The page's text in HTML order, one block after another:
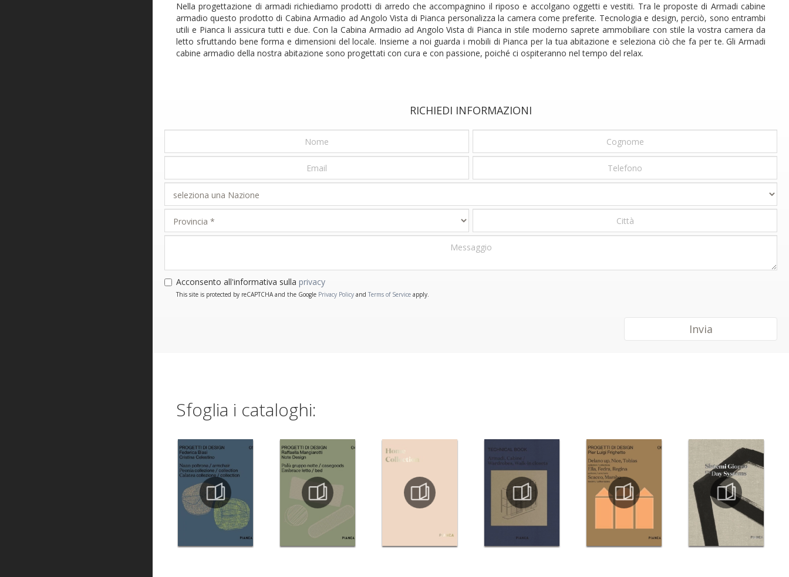
Nella progettazione di armadi richiediamo prodotti di arredo che accompagnino il riposo e accolgano oggetti e vestiti. Tra le proposte di Armadi cabine
armadio questo prodotto di Cabina Armadio ad Angolo Vista di Pianca personalizza la camera come preferite. Tecnologia e design, perciò, sono entrambi
utili e Pianca li assicura tutti e due. Con la Cabina Armadio ad Angolo Vista di Pianca in stile moderno saprete ammobiliare con stile la vostra camera da
letto sfruttando bene forma e dimensioni del locale. Insieme a noi guarda i mobili di Pianca per la tua abitazione e seleziona ciò che fa per te. Gli Armadi
cabine armadio della nostra abitazione sono progettati con cura e con passione, poiché ci ospiteranno nel tempo del relax.
RICHIEDI INFORMAZIONI
Acconsento all'informativa sulla privacy
This site is protected by reCAPTCHA and the Google Privacy Policy and Terms of Service apply.
Invia
Sfoglia i cataloghi: